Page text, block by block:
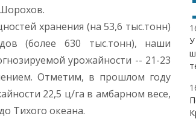
хранения (на 53,6 тыс.тонн)
(более 630 тыс.тонн), наши
урожайности -- 21-23
Отметим, в прошлом году
22,5 ц/га в амбарном весе,
Тихого океана.